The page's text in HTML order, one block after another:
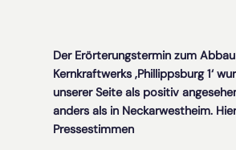
Der Erörterungstermin zum
Kernkraftwerks ‚Phillippsburg 1‘
unserer Seite als positiv
anders als in Neckarwestheim.
Pressestimmen